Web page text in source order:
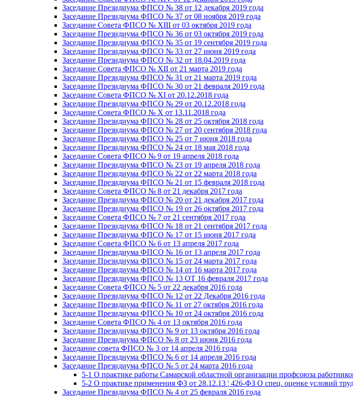
Заседание Президиума ФПСО № 38 от 12 декабря 2019 года
Заседание Президиума ФПСО № 37 от 08 ноября 2019 года
Заседание Совета ФПСО № XIII от 03 октября 2019 года
Заседание Президиума ФПСО № 36 от 03 октября 2019 года
Заседание Президиума ФПСО № 35 от 19 сентября 2019 года
Заседание Президиума ФПСО № 33 от 27 июня 2019 года
Заседание Президиума ФПСО № 32 от 18.04.2019 года
Заседание Совета ФПСО № XII от 21 марта 2019 года
Заседание Президиума ФПСО № 31 от 21 марта 2019 года
Заседание Президиума ФПСО № 30 от 21 февраля 2019 года
Заседание Совета ФПСО № XI от 20.12.2018 года
Заседание Президиума ФПСО № 29 от 20.12.2018 года
Заседание Совета ФПСО № X от 13.11.2018 года
Заседание Президиума ФПСО № 28 от 25 октября 2018 года
Заседание Президиума ФПСО № 27 от 20 сентября 2018 года
Заседание Президиума ФПСО № 25 от 7 июня 2018 года
Заседание Президиума ФПСО № 24 от 18 мая 2018 года
Заседание Совета ФПСО № 9 от 19 апреля 2018 года
Заседание Президиума ФПСО № 23 от 19 апреля 2018 года
Заседание Президиума ФПСО № 22 от 22 марта 2018 года
Заседание Президиума ФПСО № 21 от 15 февраля 2018 года
Заседание Совета ФПСО № 8 от 21 декабря 2017 года
Заседание Президиума ФПСО № 20 от 21 декабря 2017 года
Заседание Президиума ФПСО № 19 от 26 октября 2017 года
Заседание Совета ФПСО № 7 от 21 сентября 2017 года
Заседание Президиума ФПСО № 18 от 21 сентября 2017 года
Заседание Президиума ФПСО № 17 от 15 июня 2017 года
Заседание Совета ФПСО № 6 от 13 апреля 2017 года
Заседание Президиума ФПСО № 16 от 13 апреля 2017 года
Заседание Президиума ФПСО № 15 от 24 марта 2017 года
Заседание Президиума ФПСО № 14 от 16 марта 2017 года
Заседание Президиума ФПСО № 13 ОТ 16 февраля 2017 года
Заседание Совета ФПСО № 5 от 22 декабря 2016 года
Заседание Президиума ФПСО № 12 от 22 Декабря 2016 года
Заседание Президиума ФПСО № 11 от 27 октября 2016 года
Заседание Президиума ФПСО № 10 от 24 октября 2016 года
Заседание Совета ФПСО № 4 от 13 октября 2016 года
Заседание Президиума ФПСО № 9 от 13 октября 2016 года
Заседание Президиума ФПСО № 8 от 23 июня 2016 года
Заседание совета ФПСО № 3 от 14 апреля 2016 года
Заседание Президиума ФПСО № 6 от 14 апреля 2016 года
Заседание Президиума ФПСО № 5 от 24 марта 2016 года
5-1 О практике работы Самарской областной организации профсоюза
5-2 О практике применения ФЗ от 28.12.13 ¦ 426-ФЗ О спец. оценке условий
Заседание Президиума ФПСО № 4 от 25 февраля 2016 года